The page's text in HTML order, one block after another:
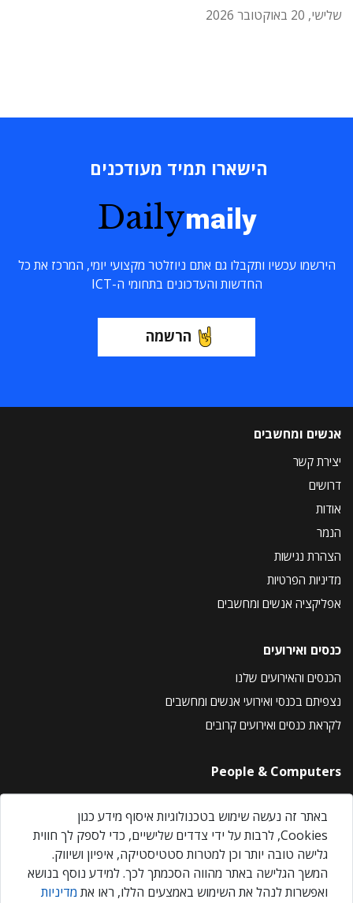
שלישי, 20 באוקטובר 2026
הישארו תמיד מעודכנים
Dailymaily
הירשמו עכשיו ותקבלו גם אתם ניוזלטר מקצועי יומי, המרכז את כל
החדשות והעדכונים בתחומי ה-ICT
הרשמה
אנשים ומחשבים
יצירת קשר
דרושים
אודות
הנמר
הצהרת נגישות
מדיניות הפרטיות
אפליקציה אנשים ומחשבים
כנסים ואירועים
הכנסים והאירועים שלנו
נצפיתם בכנסי ואירועי אנשים ומחשבים
לקראת כנסים ואירועים קרובים
People & Computers
About Us
Privacy Policy
Contact Us
Our Events
באתר זה נעשה שימוש בטכנולוגיות איסוף מידע כגון
Cookies, לרבות על ידי צדדים שלישיים, כדי לספק לך חווית
גלישה טובה יותר וכן למטרות סטטיסטיקה, איפיון ושיווק.
המשך הגלישה באתר מהווה הסכמתך לכך. למידע נוסף בנושא
ואפשרות לנהל את השימוש באמצעים הללו, ראו את מדיניות